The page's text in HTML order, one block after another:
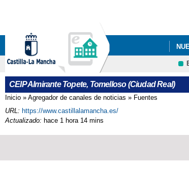
CEIP Almirante Topete, Tomelloso (Ciudad Real)
Se encuentra usted aquí
Inicio » Agregador de canales de noticias » Fuentes
URL: https://www.castillalamancha.es/
Actualizado: hace 1 hora 14 mins